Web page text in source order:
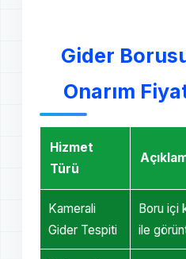
Gider
Onarım
Hizmet
Türü
Kamerali
Gider Tespiti
Boru içi
ile